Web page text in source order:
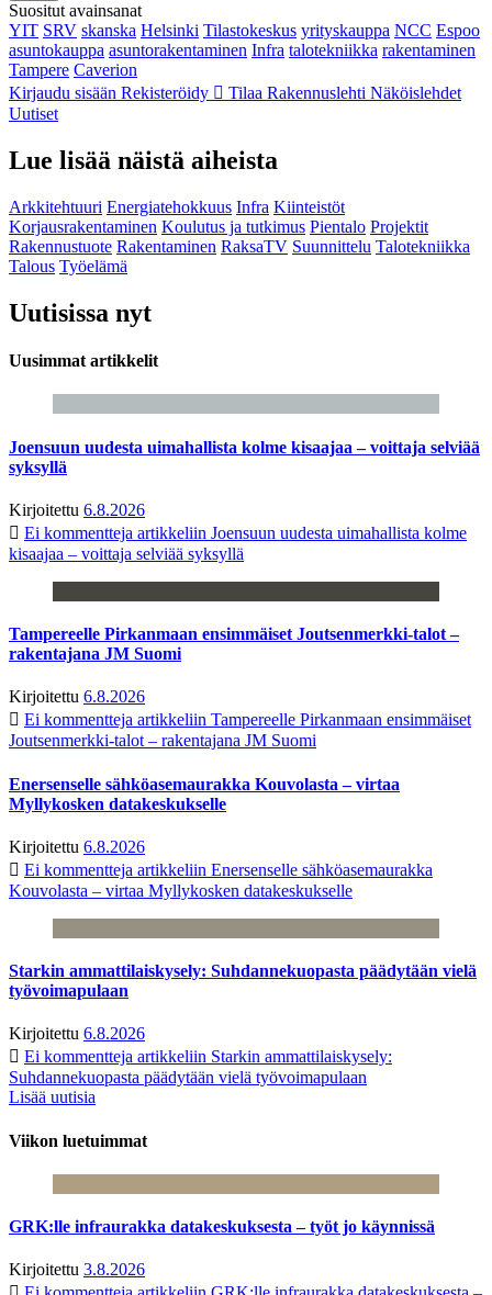
Suositut avainsanat
YIT SRV skanska Helsinki Tilastokeskus yrityskauppa NCC Espoo
asuntokauppa asuntorakentaminen Infra talotekniikka rakentaminen
Tampere Caverion
Kirjaudu sisään Rekisteröidy Tilaa Rakennuslehti Näköislehdet
Uutiset
Lue lisää näistä aiheista
Arkkitehtuuri Energiatehokkuus Infra Kiinteistöt
Korjausrakentaminen Koulutus ja tutkimus Pientalo Projektit
Rakennustuote Rakentaminen RaksaTV Suunnittelu Talotekniikka
Talous Työelämä
Uutisissa nyt
Uusimmat artikkelit
Joensuun uudesta uimahallista kolme kisaajaa – voittaja selviää
syksyllä
Kirjoitettu 6.8.2026
Ei kommentteja artikkeliin Joensuun uudesta uimahallista kolme
kisaajaa – voittaja selviää syksyllä
Tampereelle Pirkanmaan ensimmäiset Joutsenmerkki-talot –
rakentajana JM Suomi
Kirjoitettu 6.8.2026
Ei kommentteja artikkeliin Tampereelle Pirkanmaan ensimmäiset
Joutsenmerkki-talot – rakentajana JM Suomi
Enersenselle sähköasemaurakka Kouvolasta – virtaa
Myllykosken datakeskukselle
Kirjoitettu 6.8.2026
Ei kommentteja artikkeliin Enersenselle sähköasemaurakka
Kouvolasta – virtaa Myllykosken datakeskukselle
Starkin ammattilaiskysely: Suhdannekuopasta päädytään vielä
työvoimapulaan
Kirjoitettu 6.8.2026
Ei kommentteja artikkeliin Starkin ammattilaiskysely:
Suhdannekuopasta päädytään vielä työvoimapulaan
Lisää uutisia
Viikon luetuimmat
GRK:lle infraurakka datakeskuksesta – työt jo käynnissä
Kirjoitettu 3.8.2026